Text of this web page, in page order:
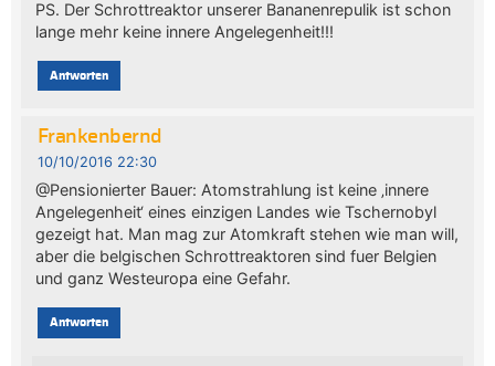
PS. Der Schrottreaktor unserer Bananenrepulik ist schon
lange mehr keine innere Angelegenheit!!!
Antworten
Frankenbernd
10/10/2016 22:30
@Pensionierter Bauer: Atomstrahlung ist keine ‚innere
Angelegenheit‘ eines einzigen Landes wie Tschernobyl
gezeigt hat. Man mag zur Atomkraft stehen wie man will,
aber die belgischen Schrottreaktoren sind fuer Belgien
und ganz Westeuropa eine Gefahr.
Antworten